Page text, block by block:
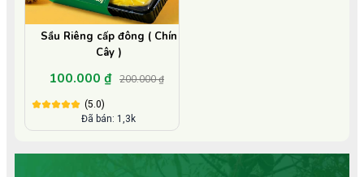
Sầu Riêng cấp đông ( Chín
Cây )
100.000 ₫ 200.000 ₫
(5.0)
Đã bán: 1,3k